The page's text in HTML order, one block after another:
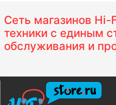
Сеть магазинов Hi-
техники с единым
обслуживания и